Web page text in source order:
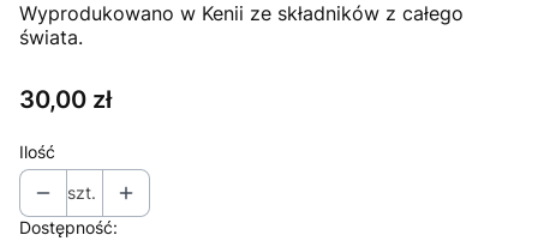
Wyprodukowano w Kenii ze składników z całego
świata.
Cena
30,00 zł
Ilość
szt.
Dostępność: